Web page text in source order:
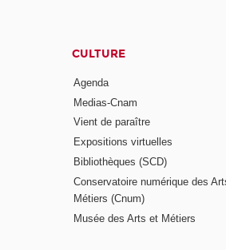
CULTURE
Agenda
Medias-Cnam
Vient de paraître
Expositions virtuelles
Bibliothèques (SCD)
Conservatoire numérique des
Métiers (Cnum)
Musée des Arts et Métiers